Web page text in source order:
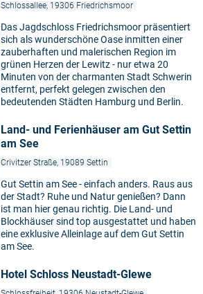
Schlossallee, 19306 Friedrichsmoor
Das Jagdschloss Friedrichsmoor präsentiert
sich als wunderschöne Oase inmitten einer
zauberhaften und malerischen Region im
grünen Herzen der Lewitz - nur etwa 20
Minuten von der charmanten Stadt Schwerin
entfernt, perfekt gelegen zwischen den
bedeutenden Städten Hamburg und Berlin.
Land- und Ferienhäuser am Gut Settin
am See
Crivitzer Straße, 19089 Settin
Gut Settin am See - einfach anders. Raus aus
der Stadt? Ruhe und Natur genießen? Dann
ist man hier genau richtig. Die Land- und
Blockhäuser sind top ausgestattet und haben
eine exklusive Alleinlage auf dem Gut Settin
am See.
Hotel Schloss Neustadt-Glewe